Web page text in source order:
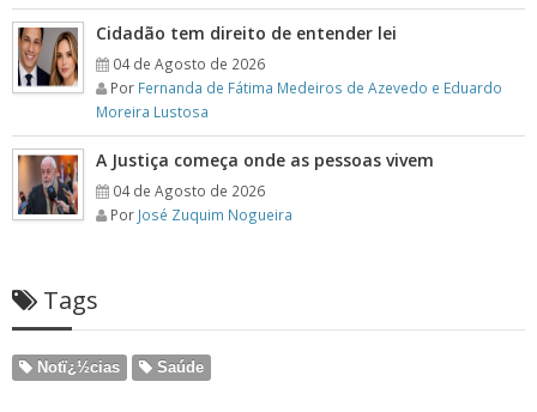
Cidadão tem direito de entender lei
04 de Agosto de 2026
Por Fernanda de Fátima Medeiros de Azevedo e Eduardo
Moreira Lustosa
A Justiça começa onde as pessoas vivem
04 de Agosto de 2026
Por José Zuquim Nogueira
Tags
Notï¿½cias Saúde